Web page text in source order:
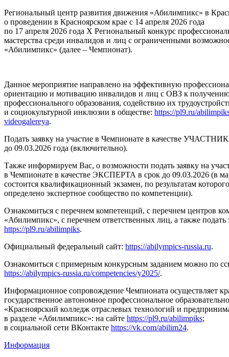
Региональный центр развития движения «Абилимпикс» в
о проведении в Красноярском крае с 14 апреля 2026 года
по 17 апреля 2026 года X Региональный конкурс
мастерства среди инвалидов и лиц с ограниченными
«Абилимпикс» (далее – Чемпионат).
Данное мероприятие направлено на эффективную
ориентацию и мотивацию инвалидов и лиц с ОВЗ к
профессионального образования, содействию их
и социокультурной инклюзии в обществе: https://pl9.ru/
videogalereya.
Подать заявку на участие в Чемпионате в качестве
до 09.03.2026 года (включительно).
Также информируем Вас, о возможности подать заявку на
в Чемпионате в качестве ЭКСПЕРТА в срок до 09.03.2026 (в
состоится квалификационный экзамен, по результатам
определено экспертное сообщество по компетенции).
Ознакомиться с перечнем компетенций, с перечнем центров
«Абилимпикс», с перечнем ответственных лиц, а также
https://pl9.ru/abilimpiks.
Официальный федеральный сайт: https://abilympics-russia.ru.
Ознакомиться с примерным конкурсным заданием можно по
https://abilympics-russia.ru/competencies/y2025/.
Информационное сопровождение Чемпионата осуществляет
государственное автономное профессиональное
«Красноярский колледж отраслевых технологий и
в разделе «Абилимпикс»: на сайте https://pl9.ru/abilimpiks;
в социальной сети ВКонтакте https://vk.com/abilim24.
Информация